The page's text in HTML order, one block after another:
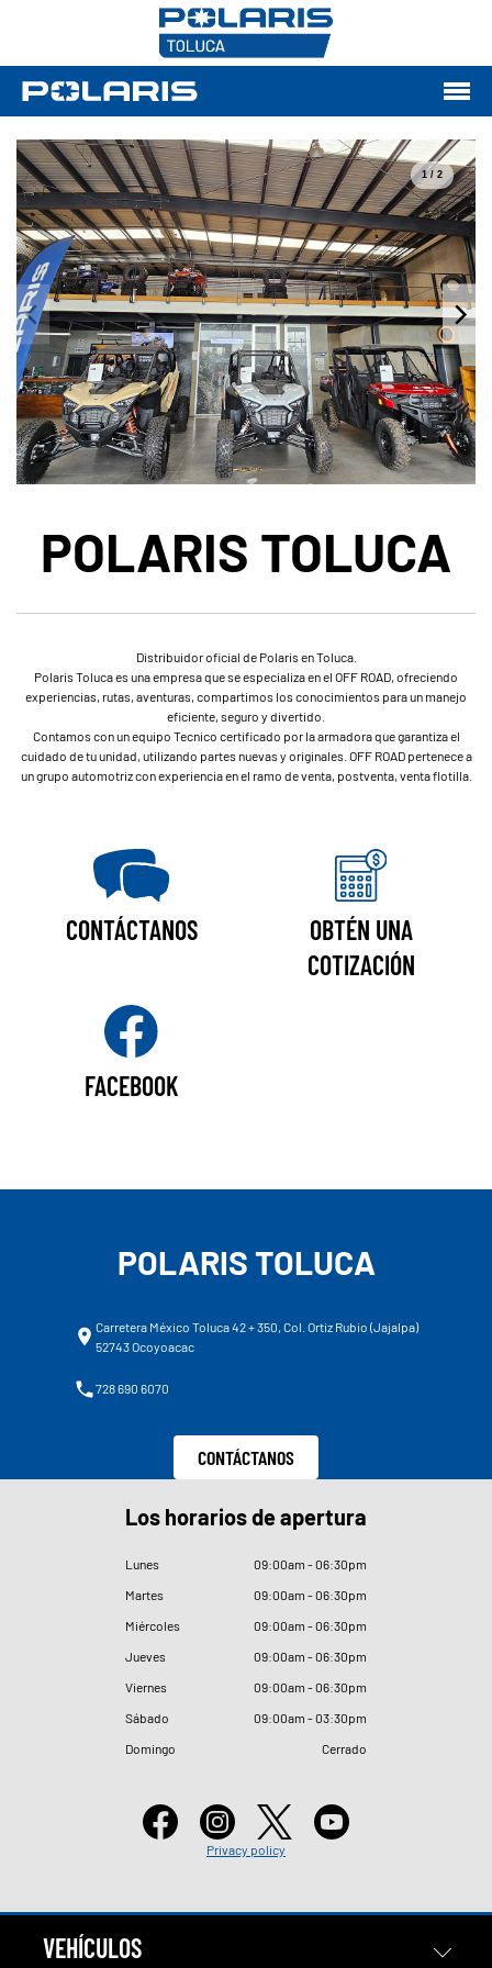
1 / 2
POLARIS TOLUCA
Distribuidor oficial de Polaris en Toluca.
Polaris Toluca es una empresa que se especializa en el OFF ROAD, ofreciendo
experiencias, rutas, aventuras, compartimos los conocimientos para un manejo
eficiente, seguro y divertido.
Contamos con un equipo Tecnico certificado por la armadora que garantiza el
cuidado de tu unidad, utilizando partes nuevas y originales. OFF ROAD pertenece a
un grupo automotriz con experiencia en el ramo de venta, postventa, venta flotilla.
CONTÁCTANOS
OBTÉN UNA
COTIZACIÓN
FACEBOOK
POLARIS TOLUCA
Carretera México Toluca 42 + 350, Col. Ortiz Rubio (Jajalpa)
52743 Ocoyoacac
728 690 6070
CONTÁCTANOS
Los horarios de apertura
Lunes 09:00am - 06:30pm
Martes
09:00am - 06:30pm
Miércoles
09:00am - 06:30pm
Jueves
09:00am - 06:30pm
Viernes
09:00am - 06:30pm
Sábado
09:00am - 03:30pm
Domingo
Cerrado
Privacy policy
VEHÍCULOS